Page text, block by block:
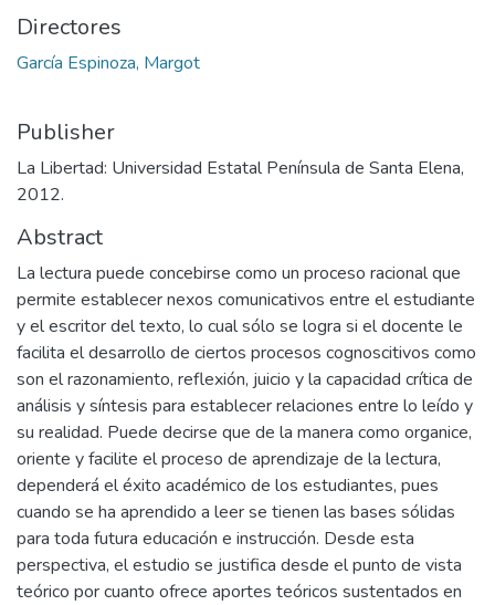
Directores
García Espinoza, Margot
Publisher
La Libertad: Universidad Estatal Península de Santa Elena,
2012.
Abstract
La lectura puede concebirse como un proceso racional que
permite establecer nexos comunicativos entre el estudiante
y el escritor del texto, lo cual sólo se logra si el docente le
facilita el desarrollo de ciertos procesos cognoscitivos como
son el razonamiento, reflexión, juicio y la capacidad crítica de
análisis y síntesis para establecer relaciones entre lo leído y
su realidad. Puede decirse que de la manera como organice,
oriente y facilite el proceso de aprendizaje de la lectura,
dependerá el éxito académico de los estudiantes, pues
cuando se ha aprendido a leer se tienen las bases sólidas
para toda futura educación e instrucción. Desde esta
perspectiva, el estudio se justifica desde el punto de vista
teórico por cuanto ofrece aportes teóricos sustentados en